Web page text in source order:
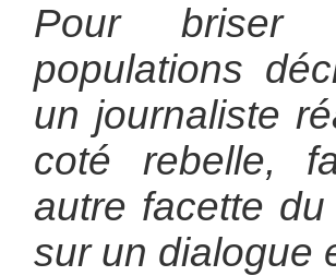
Pour briser
populations
un journaliste
coté rebelle,
autre facette
sur un dialogue